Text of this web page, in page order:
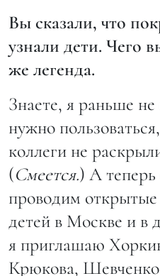
Вы сказали, что
узнали дети. Чего
же легенда.
Знаете, я раньше
нужно
коллеги не
(Смеется.) А
проводим
детей в Москве и в
я приглашаю
Крюкова,